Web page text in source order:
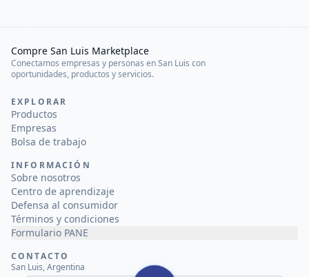
Compre San Luis Marketplace
Conectamos empresas y personas en San Luis con
oportunidades, productos y servicios.
EXPLORAR
Productos
Empresas
Bolsa de trabajo
INFORMACIÓN
Sobre nosotros
Centro de aprendizaje
Defensa al consumidor
Términos y condiciones
Formulario PANE
CONTACTO
San Luis, Argentina